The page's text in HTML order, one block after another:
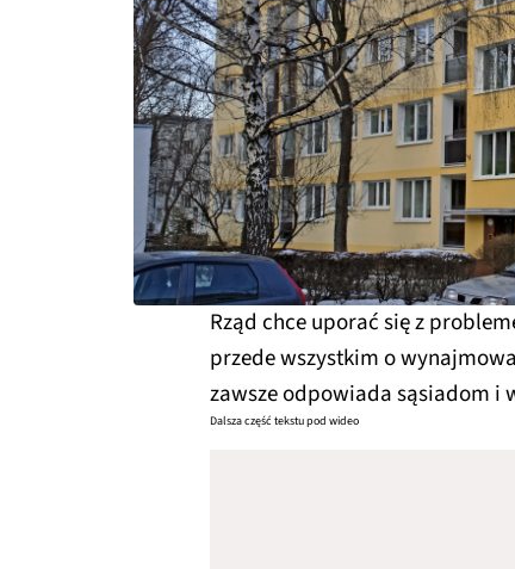
Rząd chce uporać się z
przede wszystkim o
zawsze odpowiada sąsiadom i
Dalsza część tekstu pod wideo